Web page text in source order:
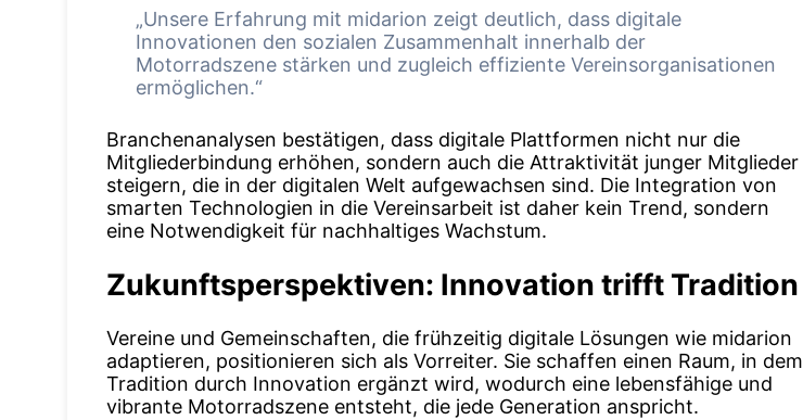
„Unsere Erfahrung mit midarion zeigt deutlich, dass digitale
Innovationen den sozialen Zusammenhalt innerhalb der
Motorradszene stärken und zugleich effiziente Vereinsorganisationen
ermöglichen.“
Branchenanalysen bestätigen, dass digitale Plattformen nicht nur die
Mitgliederbindung erhöhen, sondern auch die Attraktivität junger Mitglieder
steigern, die in der digitalen Welt aufgewachsen sind. Die Integration von
smarten Technologien in die Vereinsarbeit ist daher kein Trend, sondern
eine Notwendigkeit für nachhaltiges Wachstum.
Zukunftsperspektiven: Innovation trifft Tradition
Vereine und Gemeinschaften, die frühzeitig digitale Lösungen wie midarion
adaptieren, positionieren sich als Vorreiter. Sie schaffen einen Raum, in dem
Tradition durch Innovation ergänzt wird, wodurch eine lebensfähige und
vibrante Motorradszene entsteht, die jede Generation anspricht.